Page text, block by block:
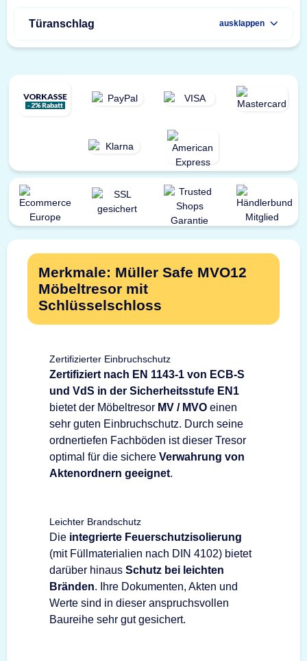
Türanschlag ausklappen
Merkmale: Müller Safe MVO12
Möbeltresor mit
Schlüsselschloss
Zertifizierter Einbruchschutz
Zertifiziert nach EN 1143-1 von ECB-S
und VdS in der Sicherheitsstufe EN1
bietet der Möbeltresor MV / MVO einen
sehr guten Einbruchschutz. Durch seine
ordnertiefen Fachböden ist dieser Tresor
optimal für die sichere Verwahrung von
Aktenordnern geeignet.
Leichter Brandschutz
Die integrierte Feuerschutzisolierung
(mit Füllmaterialien nach DIN 4102) bietet
darüber hinaus Schutz bei leichten
Bränden. Ihre Dokumenten, Akten und
Werte sind in dieser anspruchsvollen
Baureihe sehr gut gesichert.